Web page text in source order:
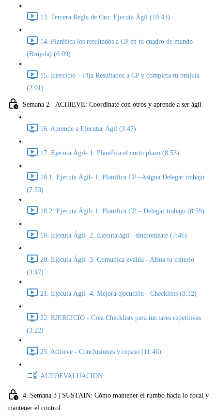
13. Tercera Regla de Oro: Ejecuta Ágil (10:43)
14. Planifica los resultados a CP en tu cuadro de mando
(Brújula) (6:09)
15. Ejercicio – Fija Resultados a CP y completa tu brújula
(2:01)
Semana 2 - ACHIEVE: Coordinate con otros y aprende a ser ágil
16. Aprende a Ejecutar Ágil (3:47)
17. Ejecuta Ágil- 1. Planifica el corto plazo (8:53)
18.1. Ejecuta Ágil- 1. Planifica CP –Asigna:Delegar trabajo
(7:33)
18.2. Ejecuta Ágil- 1. Planifica CP – Delegar trabajo (8:59)
19. Ejecuta Ágil- 2. Ejecuta ágil - sincronízate (7:46)
20. Ejecuta Ágil- 3. Comunica evalúa - Afina tu criterio
(3:47)
21. Ejecuta Ágil- 4. Mejora ejecución - Checklists (8:32)
22. EJERCICIO - Crea Checklists para tus tares repetitivas
(3:22)
23. Achieve - Conclusiones y repaso (11:46)
AUTOEVALUACION
4. Semana 3 | SUSTAIN: Cómo mantener el rumbo hacia lo focal y
mantener el control